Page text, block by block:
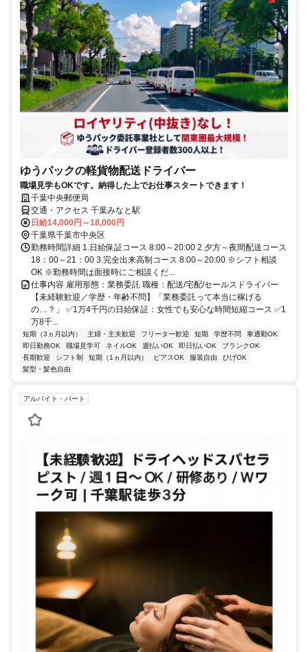
ゆうパックの軽貨物配送ドライバー
職場見学もOKです。納得した上でお仕事スタートできます！
千葉中央郵便局
交通・アクセス 千葉みなと駅
日給14,000円～18,000円
千葉県千葉市中央区
勤務時間詳細 1.日給保証コース 8:00～20:00 2.夕方～夜間配送コース
18：00～21：00 3.完全出来高制コース 8:00～20:00 ※シフト相談
OK ※勤務時間は面接時にご相談くだ...
仕事内容 雇用形態：業務委託 職種：配送/宅配/セールスドライバー
【未経験歓迎／学歴・年齢不問】「業務委託って本当に稼げる
の…？」 ✅1万4千円の日給保証：女性でも安心な時間短縮コース ✅1
万8千...
短期（3ヵ月以内） 主婦・主夫歓迎 フリーター歓迎 短期 学歴不問
車通勤OK
即日勤務OK
職場見学可 ネイルOK 週払いOK 即日払いOK
ブランクOK
長期歓迎
シフト制 短期（1ヵ月以内） ピアスOK 服装自由
ひげOK
髪型・髪色自由
アルバイト・パート